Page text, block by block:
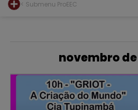
< Submenu ProEEC
novembro de